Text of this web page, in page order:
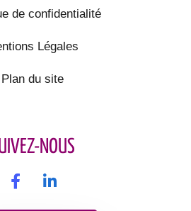
de confidentialité
Légales
Plan du site
NOUS